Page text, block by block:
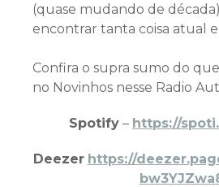
(quase mudando de
encontrar tanta coisa atual e
Confira o supra sumo do
no Novinhos nesse Radio
Spotify – https://
Deezer https://